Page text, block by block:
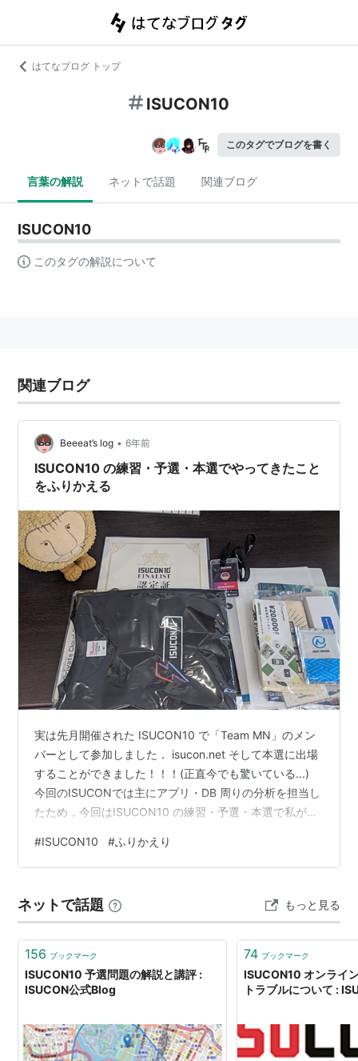
はてなブログ トップ
ISUCON10
このタグでブログを書く
言葉の解説 ネットで話題 関連ブログ
ISUCON10
このタグの解説について
関連ブログ
Beeeat’s log • 6年前
ISUCON10 の練習・予選・本選でやってきたこと
をふりかえる
実は先月開催された ISUCON10 で「Team MN」のメン
バーとして参加しました． isucon.net そして本選に出場
することができました！！！(正直今でも驚いている...)
今回のISUCONでは主にアプリ・DB 周りの分析を担当し
たため，今回はISUCON10 の練習・予選・本選で私が分
思います． アプリ・DBの分析まわりで少しでも参考にな
れば幸いです...というか，他のチームがどう分析してい
な作業内容 内容がさらに長くなるため別記事にてまとめ
ようと思います🙇‍♂️ 前回の…
#ISUCON10 #ふりかえり
ネットで話題 もっと見る
156 ブックマーク
ISUCON10 予選問題の解説と講評 :
ISUCON公式Blog
74 ブックマーク
ISUCON10 オンライ
トラブルについて :